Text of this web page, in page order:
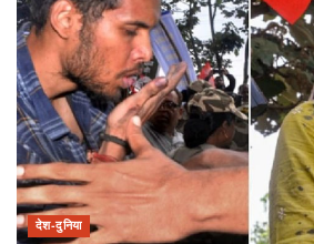
देश-दुनिया